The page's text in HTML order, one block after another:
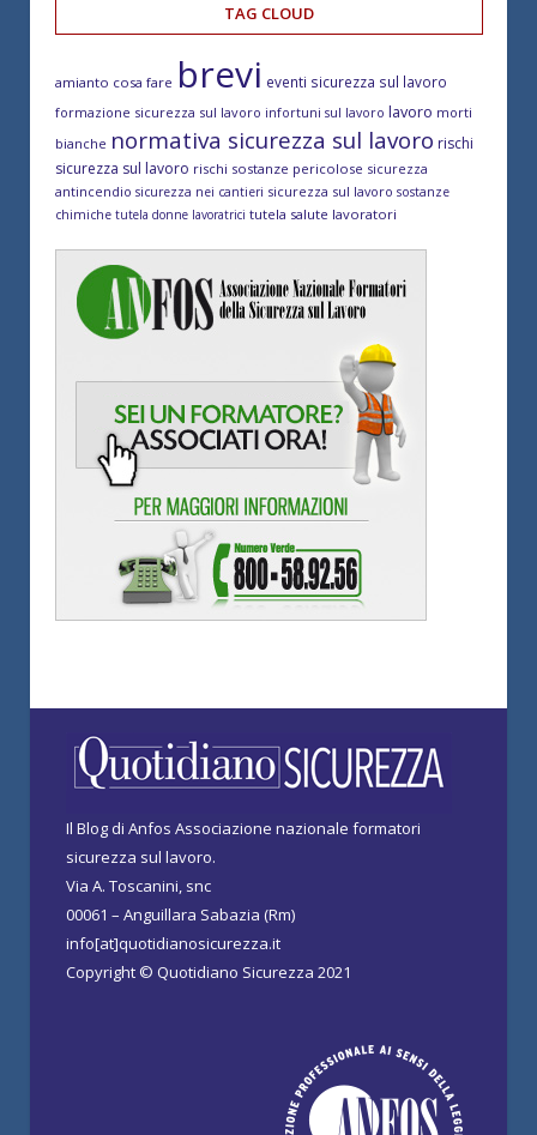
TAG CLOUD
amianto cosa fare brevi eventi sicurezza sul lavoro
formazione sicurezza sul lavoro infortuni sul lavoro lavoro morti
bianche normativa sicurezza sul lavoro rischi
sicurezza sul lavoro rischi sostanze pericolose sicurezza
antincendio sicurezza nei cantieri sicurezza sul lavoro sostanze
chimiche tutela donne lavoratrici tutela salute lavoratori
Il Blog di Anfos Associazione nazionale formatori
sicurezza sul lavoro.
Via A. Toscanini, snc
00061 – Anguillara Sabazia (Rm)
info[at]quotidianosicurezza.it
Copyright © Quotidiano Sicurezza 2021